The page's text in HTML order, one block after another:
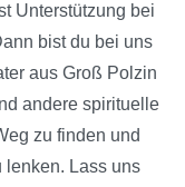
Unterstützung bei
bist du bei uns
aus Groß Polzin
andere spirituelle
zu finden und
lenken. Lass uns